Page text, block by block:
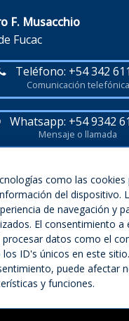
como las cookies
del dispositivo.
de navegación y
El consentimiento a
datos como el
los ID's únicos en este
puede afectar
y funciones.
F. Musacchio
Fucac
Teléfono: +54 342
Comunicación telefónica
Whatsapp: +54 9342
Mensaje o llamada
(UE)